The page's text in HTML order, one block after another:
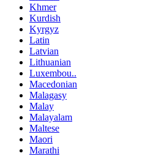
Khmer
Kurdish
Kyrgyz
Latin
Latvian
Lithuanian
Luxembou..
Macedonian
Malagasy
Malay
Malayalam
Maltese
Maori
Marathi